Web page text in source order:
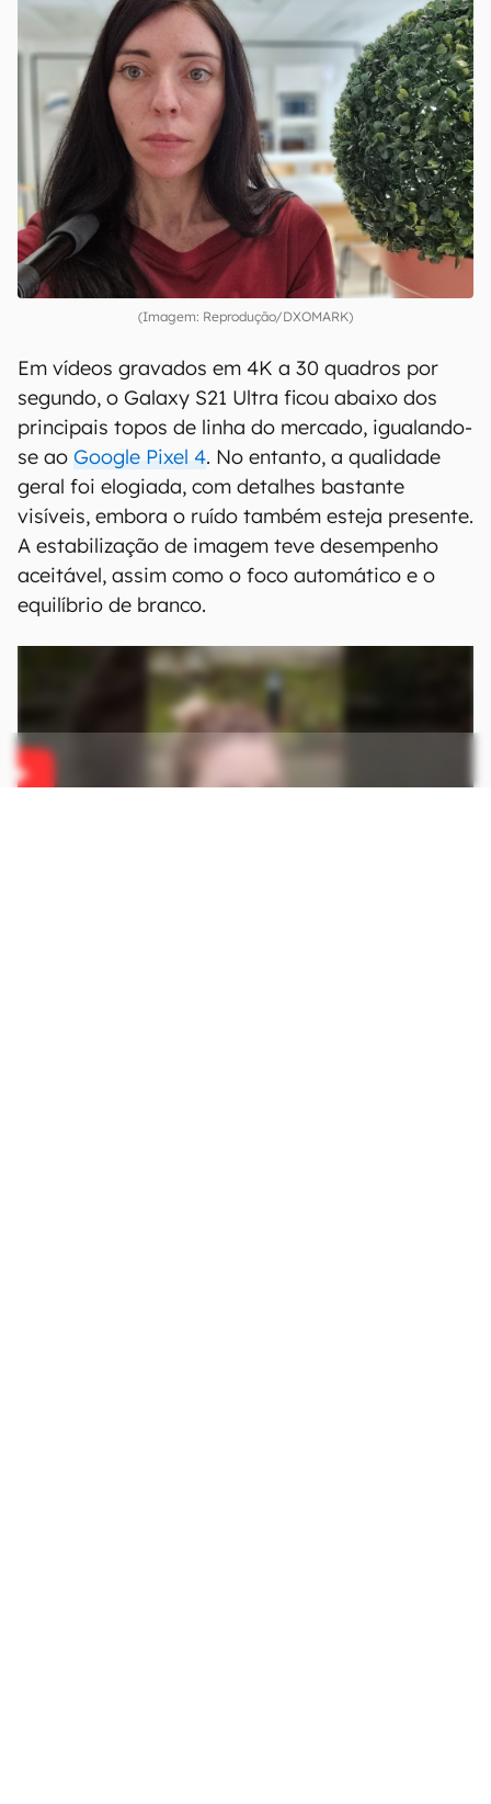
(Imagem: Reprodução/DXOMARK)
Em vídeos gravados em 4K a 30 quadros por
segundo, o Galaxy S21 Ultra ficou abaixo dos
principais topos de linha do mercado, igualando-
se ao Google Pixel 4. No entanto, a qualidade
geral foi elogiada, com detalhes bastante
visíveis, embora o ruído também esteja presente.
A estabilização de imagem teve desempenho
aceitável, assim como o foco automático e o
equilíbrio de branco.